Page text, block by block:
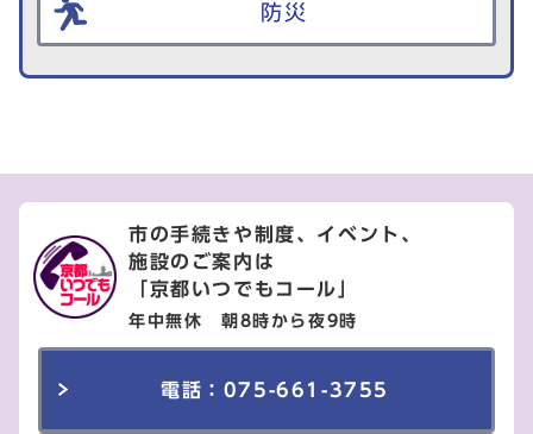
防災
市の手続きや制度、イベント、
施設のご案内は
「京都いつでもコール」
年中無休 朝8時から夜9時
電話：075-661-3755